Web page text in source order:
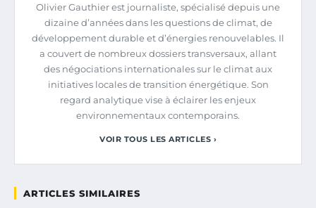
Olivier Gauthier est journaliste, spécialisé depuis une
dizaine d’années dans les questions de climat, de
développement durable et d’énergies renouvelables. Il
a couvert de nombreux dossiers transversaux, allant
des négociations internationales sur le climat aux
initiatives locales de transition énergétique. Son
regard analytique vise à éclairer les enjeux
environnementaux contemporains.
VOIR TOUS LES ARTICLES ›
ARTICLES SIMILAIRES